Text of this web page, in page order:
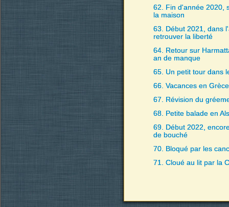
62. Fin d'année 2020,
la maison
63. Début 2021, dans
retrouver la liberté
64. Retour sur
an de manque
65. Un petit tour dans
66. Vacances en Grèce
67. Révision du
68. Petite balade en
69. Début 2022,
de bouché
70. Bloqué par les
71. Cloué au lit par la